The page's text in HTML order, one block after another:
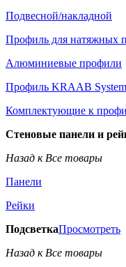
Подвесной/накладной
Профиль для натяжных
Алюминиевые профили
Профиль KRAAB
Комплектующие к
Стеновые панели и
Назад к Все товары
Панели
Рейки
ПодсветкаПросмотреть
Назад к Все товары